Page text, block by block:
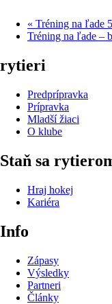
« Tréning na ľade
Tréning na ľade –
rytieri
Predprípravka
Prípravka
Mladší žiaci
O klube
Staň sa
Hraj hokej
Kariéra
Info
Zápasy
Výsledky
Partneri
Články